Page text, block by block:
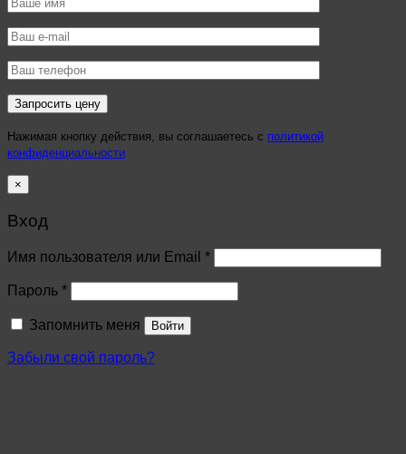
Нажимая кнопку действия, вы соглашаетесь с политикой
конфиденциальности
×
Вход
Имя пользователя или Email *
Пароль *
Запомнить меня Войти
Забыли свой пароль?